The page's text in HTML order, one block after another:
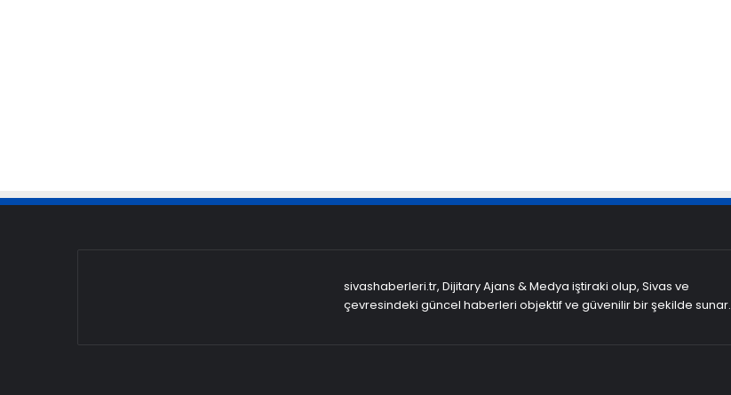
sivashaberleri.tr, Dijitary Ajans & Medya iştiraki olup, Sivas ve
çevresindeki güncel haberleri objektif ve güvenilir bir şekilde sunar.